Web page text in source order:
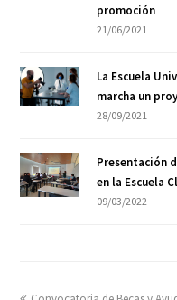
promoción
21/06/2021
La Escuela
marcha un
28/09/2021
Presentación
en la Escuela
09/03/2022